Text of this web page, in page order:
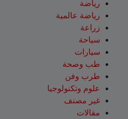
رياضة
رياضة عالمية
زراعة
سياحة
سيارات
طب وصحة
طرب وفن
علوم وتكنولوجيا
غير مصنف
مقالات